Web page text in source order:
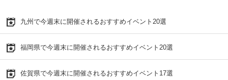
九州で今週末に開催されるおすすめイベント20選
福岡県で今週末に開催されるおすすめイベント20選
佐賀県で今週末に開催されるおすすめイベント17選